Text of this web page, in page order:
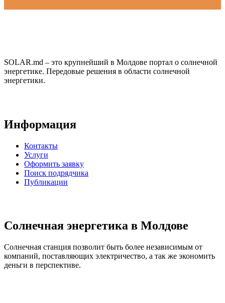
SOLAR.md – это крупнейший в Молдове портал о солнечной
энергетике. Передовые решения в области солнечной
энергетики.
Информация
Контакты
Услуги
Оформить заявку
Поиск подрядчика
Публикации
Солнечная энергетика в Молдове
Солнечная станция позволит быть более независимым от
компаний, поставляющих электричество, а так же экономить
деньги в перспективе.